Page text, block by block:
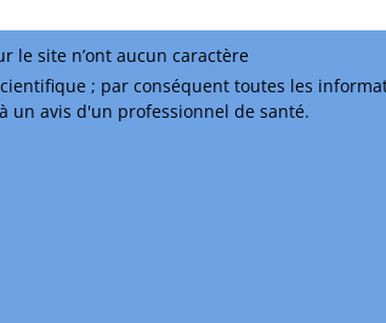
le site n’ont aucun caractère
; par conséquent toutes les
un avis d'un professionnel de santé.